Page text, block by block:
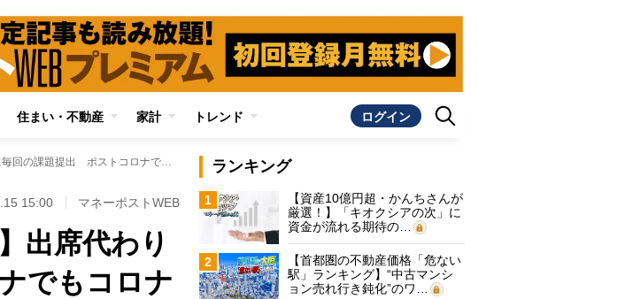
住まい・不動産 家計 トレンド ログイン
【大きな負担に学生たちの悲鳴】出席代わりに毎回の課題提出 ポストコロナでもコロナ禍時代の評価スタイルが続く大学講義の実態
15:00 マネーポストWEB
出席代わり
でもコロナ
ランキング
1
【資産10億円超・かんちさんが
厳選！】「キオクシアの次」に
資金が流れる期待の…
2
【首都圏の不動産価格「危ない
駅」ランキング】“中古マンシ
ョン売れ行き鈍化”のワ…